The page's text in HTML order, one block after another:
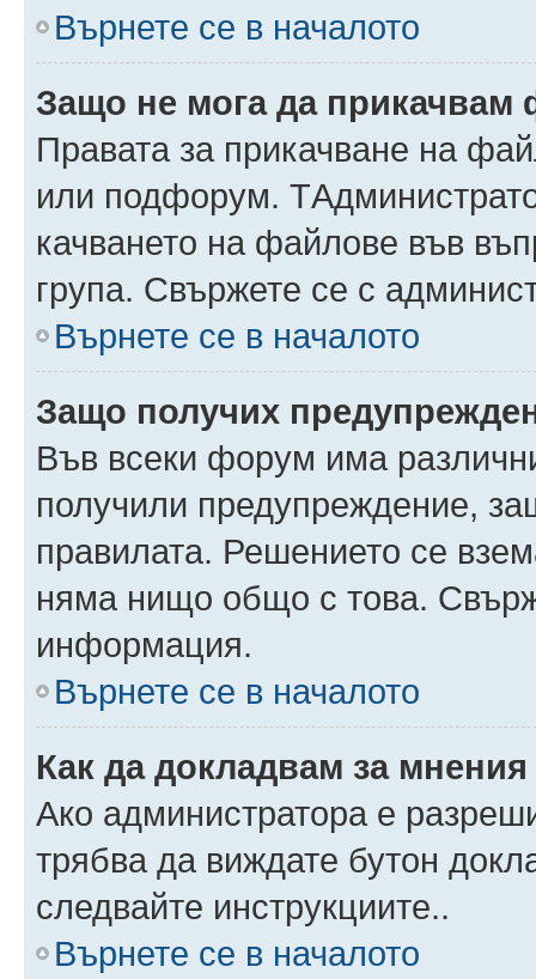
Върнете се в началото
Защо не мога да прикачвам
Правата за прикачване на
или подфорум.
качването на файлове във
група. Свържете се с
Върнете се в началото
Защо получих
Във всеки форум има
получили предупреждение,
правилата. Решението се
няма нищо общо с това.
информация.
Върнете се в началото
Как да докладвам за
Ако администратора е
трябва да виждате бутон
следвайте инструкциите..
Върнете се в началото